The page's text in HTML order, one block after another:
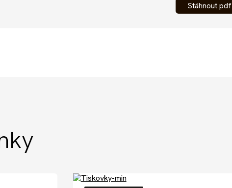
Stáhnout pdf